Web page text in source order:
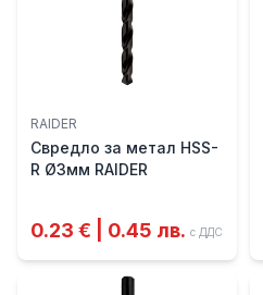
RAIDER
Свредло за метал HSS-
R Ø3мм RAIDER
0.23 € | 0.45 лв. с ДДС